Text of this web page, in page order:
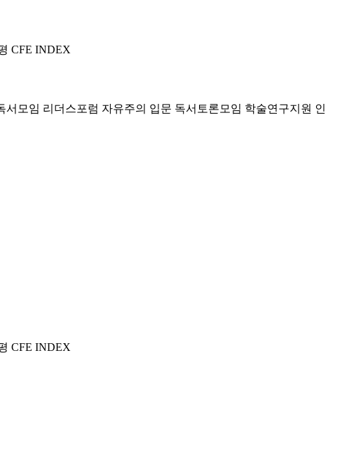
CFE INDEX
서모임 리더스포럼 자유주의 입문 독서토론모임 학술연구지원 인
CFE INDEX